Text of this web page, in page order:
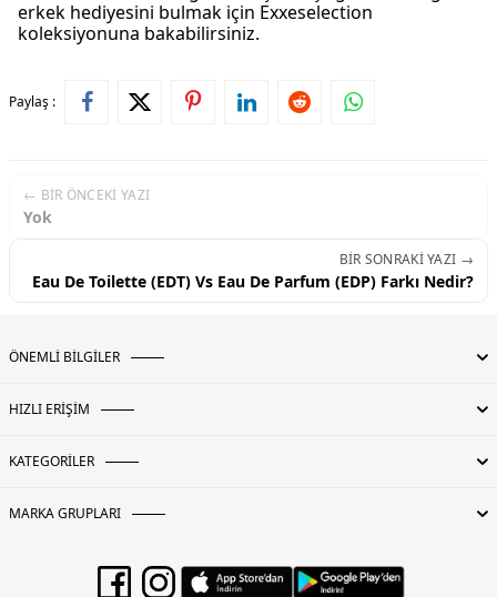
erkek hediyesini bulmak için Exxeselection
koleksiyonuna bakabilirsiniz.
Paylaş :
← BIR ÖNCEKI YAZI
Yok
BIR SONRAKI YAZI →
Eau De Toilette (EDT) Vs Eau De Parfum (EDP) Farkı Nedir?
ÖNEMLİ BİLGİLER
HIZLI ERİŞİM
KATEGORİLER
MARKA GRUPLARI